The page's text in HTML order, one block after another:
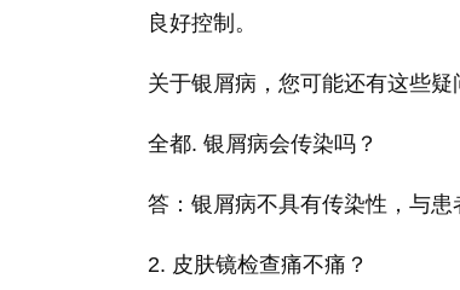
良好控制。
关于银屑病，您可能还有这些疑
全都. 银屑病会传染吗？
答：银屑病不具有传染性，与患
2. 皮肤镜检查痛不痛？